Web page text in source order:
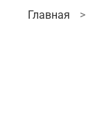
Главная